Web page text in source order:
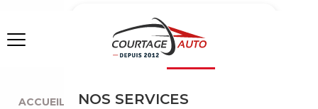
ACCUEIL TOUTES LES MARQUES
MENU
NOS SERVICES